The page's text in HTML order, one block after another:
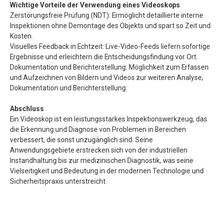
Wichtige Vorteile der Verwendung eines Videoskops
Zerstörungsfreie Prüfung (NDT): Ermöglicht detaillierte interne
Inspektionen ohne Demontage des Objekts und spart so Zeit und
Kosten.
Visuelles Feedback in Echtzeit: Live-Video-Feeds liefern sofortige
Ergebnisse und erleichtern die Entscheidungsfindung vor Ort.
Dokumentation und Berichterstellung: Möglichkeit zum Erfassen
und Aufzeichnen von Bildern und Videos zur weiteren Analyse,
Dokumentation und Berichterstellung.
Abschluss
Ein Videoskop ist ein leistungsstarkes Inspektionswerkzeug, das
die Erkennung und Diagnose von Problemen in Bereichen
verbessert, die sonst unzugänglich sind. Seine
Anwendungsgebiete erstrecken sich von der industriellen
Instandhaltung bis zur medizinischen Diagnostik, was seine
Vielseitigkeit und Bedeutung in der modernen Technologie und
Sicherheitspraxis unterstreicht.